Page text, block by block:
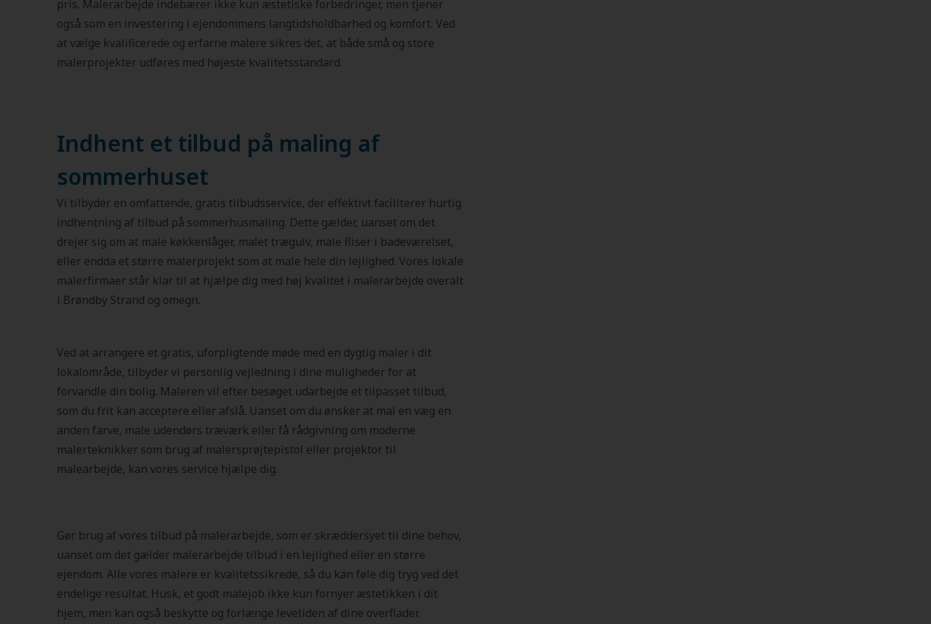
pris. Malerarbejde indebærer ikke kun æstetiske forbedringer, men tjener
også som en investering i ejendommens langtidsholdbarhed og komfort. Ved
at vælge kvalificerede og erfarne malere sikres det, at både små og store
malerprojekter udføres med højeste kvalitetsstandard.
Indhent et tilbud på maling af
sommerhuset
Vi tilbyder en omfattende, gratis tilbudsservice, der effektivt faciliterer hurtig
indhentning af tilbud på sommerhusmaling. Dette gælder, uanset om det
drejer sig om at male køkkenlåger, malet trægulv, male fliser i badeværelset,
eller endda et større malerprojekt som at male hele din lejlighed. Vores lokale
malerfirmaer står klar til at hjælpe dig med høj kvalitet i malerarbejde overalt
i Brøndby Strand og omegn.
Ved at arrangere et gratis, uforpligtende møde med en dygtig maler i dit
lokalområde, tilbyder vi personlig vejledning i dine muligheder for at
forvandle din bolig. Maleren vil efter besøget udarbejde et tilpasset tilbud,
som du frit kan acceptere eller afslå. Uanset om du ønsker at mal en væg en
anden farve, male udendørs træværk eller få rådgivning om moderne
malerteknikker som brug af malersprøjtepistol eller projektor til
malearbejde, kan vores service hjælpe dig.
Gør brug af vores tilbud på malerarbejde, som er skræddersyet til dine behov,
uanset om det gælder malerarbejde tilbud i en lejlighed eller en større
ejendom. Alle vores malere er kvalitetssikrede, så du kan føle dig tryg ved det
endelige resultat. Husk, et godt malejob ikke kun fornyer æstetikken i dit
hjem, men kan også beskytte og forlænge levetiden af dine overflader.